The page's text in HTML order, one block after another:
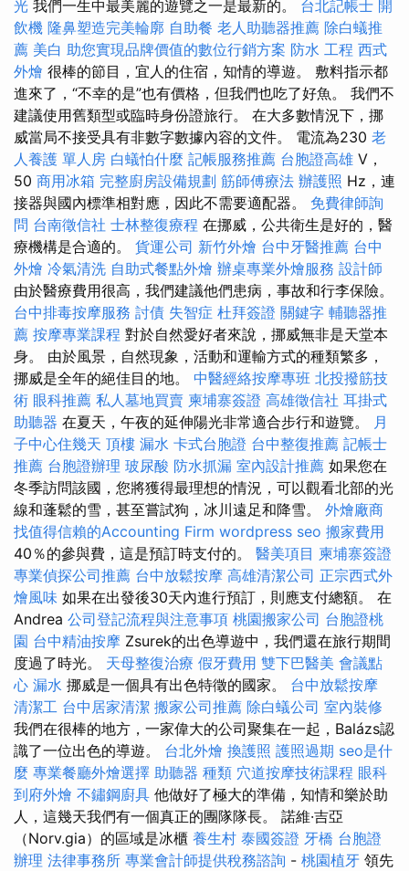
光 我們一生中最美麗的遊覽之一是最新的。 台北記帳士 開
飲機 隆鼻塑造完美輪廓 自助餐 老人助聽器推薦 除白蟻推
薦 美白 助您實現品牌價值的數位行銷方案 防水 工程 西式
外燴 很棒的節目，宜人的住宿，知情的導遊。 敷料指示都
進來了，“不幸的是”也有價格，但我們也吃了好魚。 我們不
建議使用舊類型或臨時身份證旅行。 在大多數情況下，挪
威當局不接受具有非數字數據內容的文件。 電流為230 老
人養護 單人房 白蟻怕什麼 記帳服務推薦 台胞證高雄 V，
50 商用冰箱 完整廚房設備規劃 筋師傅療法 辦護照 Hz，連
接器與國內標準相對應，因此不需要適配器。 免費律師詢
問 台南徵信社 士林整復療程 在挪威，公共衛生是好的，醫
療機構是合適的。 貨運公司 新竹外燴 台中牙醫推薦 台中
外燴 冷氣清洗 自助式餐點外燴 辦桌專業外燴服務 設計師
由於醫療費用很高，我們建議他們患病，事故和行李保險。
台中排毒按摩服務 討債 失智症 杜拜簽證 關鍵字 輔聽器推
薦 按摩專業課程 對於自然愛好者來說，挪威無非是天堂本
身。 由於風景，自然現象，活動和運輸方式的種類繁多，
挪威是全年的絕佳目的地。 中醫經絡按摩專班 北投撥筋技
術 眼科推薦 私人墓地買賣 柬埔寨簽證 高雄徵信社 耳掛式
助聽器 在夏天，午夜的延伸陽光非常適合步行和遊覽。
月
子中心住幾天 頂樓 漏水 卡式台胞證 台中整復推薦 記帳士
推薦 台胞證辦理 玻尿酸 防水抓漏 室內設計推薦 如果您在
冬季訪問該國，您將獲得最理想的情況，可以觀看北部的光
線和蓬鬆的雪，甚至嘗試狗，冰川遠足和降雪。 外燴廠商
找值得信賴的Accounting Firm wordpress seo 搬家費用
40％的參與費，這是預訂時支付的。 醫美項目 柬埔寨簽證
專業偵探公司推薦 台中放鬆按摩 高雄清潔公司 正宗西式外
燴風味 如果在出發後30天內進行預訂，則應支付總額。 在
Andrea 公司登記流程與注意事項 桃園搬家公司 台胞證桃
園 台中精油按摩 Zsurek的出色導遊中，我們還在旅行期間
度過了時光。 天母整復治療 假牙費用 雙下巴醫美 會議點
心 漏水 挪威是一個具有出色特徵的國家。 台中放鬆按摩
清潔工 台中居家清潔 搬家公司推薦 除白蟻公司 室內裝修
我們在很棒的地方，一家偉大的公司聚集在一起，Balázs認
識了一位出色的導遊。 台北外燴 換護照 護照過期 seo是什
麼 專業餐廳外燴選擇 助聽器 種類 穴道按摩技術課程 眼科
到府外燴 不鏽鋼廚具 他做好了極大的準備，知情和樂於助
人，這幾天我們有一個真正的團隊隊長。 諾維·吉亞
（Norv.gia）的區域是冰櫃 養生村 泰國簽證 牙橋 台胞證
辦理 法律事務所 專業會計師提供稅務諮詢 - 桃園植牙 領先